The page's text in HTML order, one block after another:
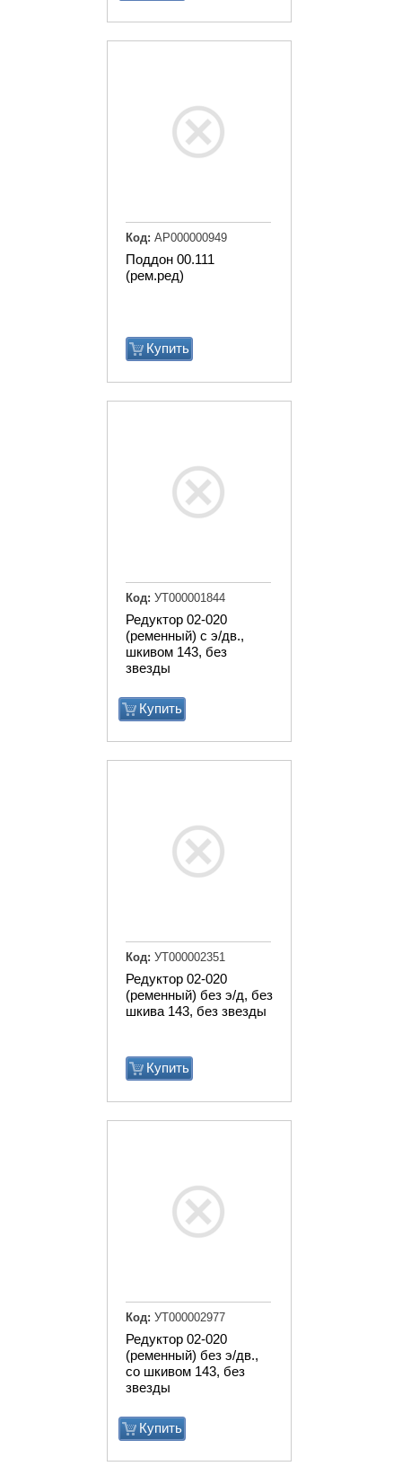
Поддон 00.111
(рем.ред)
Купить
Код: АР000000949
Редуктор 02-020
(ременный) с э/дв.,
шкивом 143, без
звезды
Купить
Код: УТ000001844
Редуктор 02-020
(ременный) без э/д, без
шкива 143, без звезды
Купить
Код: УТ000002351
Редуктор 02-020
(ременный) без э/дв.,
со шкивом 143, без
звезды
Купить
Код: УТ000002977